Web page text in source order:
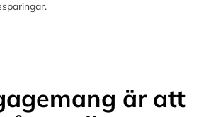
är att